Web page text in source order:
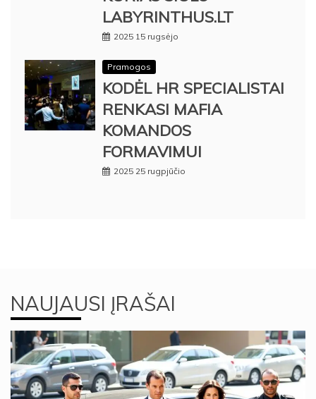
LABYRINTHUS.LT
2025 15 rugsėjo
Pramogos
KODĖL HR SPECIALISTAI
RENKASI MAFIA
KOMANDOS
FORMAVIMUI
2025 25 rugpjūčio
NAUJAUSI ĮRAŠAI